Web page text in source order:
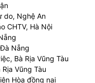
do, Nghệ An
CHTV, Hà Nội
Nẵng
Bà Rịa Vũng Tàu
Vũng Tàu
Hòa đồng nai